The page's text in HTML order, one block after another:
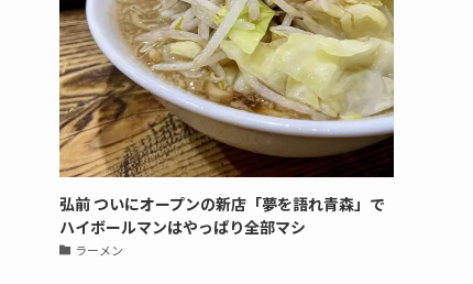
弘前 ついにオープンの新店「夢を語れ青森」で
ハイボールマンはやっぱり全部マシ
ラーメン